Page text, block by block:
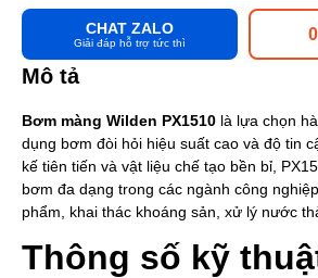
CHAT ZALO
Giải đáp hỗ trợ tức thì
Mô tả
Bơm màng Wilden PX1510 là lựa chọn
dụng bơm đòi hỏi hiệu suất cao và độ tin
kế tiên tiến và vật liệu chế tạo bền bỉ,
bơm đa dạng trong các ngành công
phẩm, khai thác khoáng sản, xử lý nước
Thông số kỹ